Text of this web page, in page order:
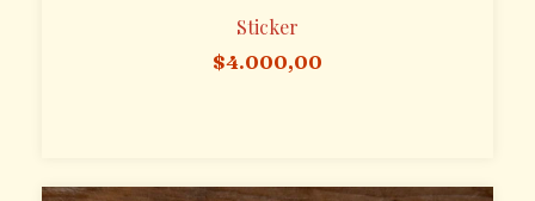
Sticker
$4.000,00